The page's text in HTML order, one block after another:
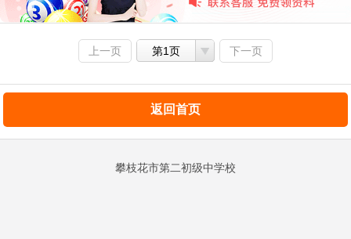
上一页 第1页 下一页
返回首页
攀枝花市第二初级中学校